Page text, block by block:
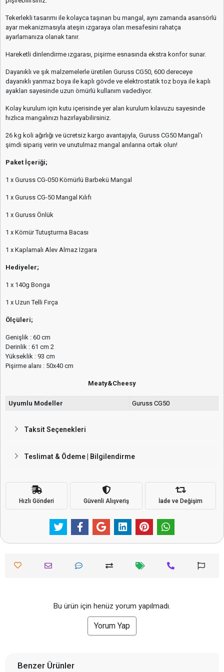
Tekerlekli tasarımı ile kolayca taşınan bu mangal, aynı zamanda asansörlü
ayar mekanizmasıyla ateşin ızgaraya olan mesafesini rahatça
ayarlamanıza olanak tanır.
Hareketli dinlendirme ızgarası, pişirme esnasında ekstra konfor sunar.
Dayanıklı ve şık malzemelerle üretilen Guruss CG50, 600 dereceye
dayanıklı yanmaz boya ile kaplı gövde ve elektrostatik toz boya ile kaplı
ayakları sayesinde uzun ömürlü kullanım vadediyor.
Kolay kurulum için kutu içerisinde yer alan kurulum kılavuzu sayesinde
hızlıca mangalınızı hazırlayabilirsiniz.
26 kg koli ağırlığı ve ücretsiz kargo avantajıyla, Guruss CG50 Mangal'ı
şimdi sipariş verin ve unutulmaz mangal anılarına ortak olun!
Paket İçeriği;
1 x Guruss CG-050 Kömürlü Barbekü Mangal
1 x Guruss CG-50 Mangal Kılıfı
1 x Guruss Önlük
1 x Kömür Tutuşturma Bacası
1 x Kaplamalı Alev Almaz Izgara
Hediyeler;
1 x 140g Bonga
1 x Uzun Telli Fırça
Ölçüleri;
Genişlik : 60 cm
Derinlik : 61 cm 2
Yükseklik : 93 cm
Pişirme alanı : 50x40 cm
Meaty&Cheesy
Uyumlu Modeller Guruss CG50
Taksit Seçenekleri
Teslimat & Ödeme | Bilgilendirme
Hızlı Gönderi Güvenli Alışveriş İade ve Değişim
Bu ürün için henüz yorum yapılmadı.
Yorum Yap
Benzer Ürünler